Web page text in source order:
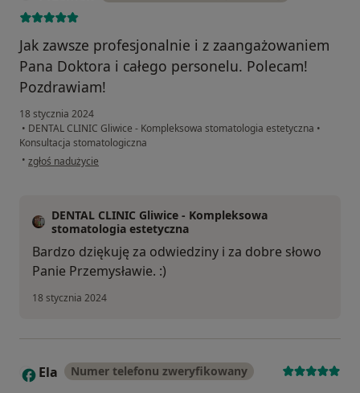
Jak zawsze profesjonalnie i z zaangażowaniem
Pana Doktora i całego personelu. Polecam!
Pozdrawiam!
18 stycznia 2024
• DENTAL CLINIC Gliwice - Kompleksowa stomatologia estetyczna •
Konsultacja stomatologiczna
• w opinii użytkownika Przemek
zgłoś nadużycie
DENTAL CLINIC Gliwice - Kompleksowa
stomatologia estetyczna
Bardzo dziękuję za odwiedziny i za dobre słowo
Panie Przemysławie. :)
18 stycznia 2024
E Ela Numer telefonu zweryfikowany